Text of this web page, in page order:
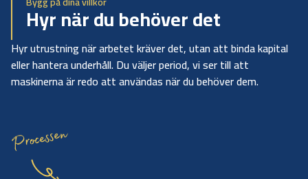
Hyr när du behöver det
Hyr utrustning när arbetet kräver det, utan att binda kapital
eller hantera underhåll. Du väljer period, vi ser till att
maskinerna är redo att användas när du behöver dem.
Processen